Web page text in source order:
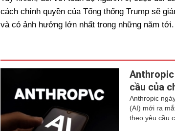
cách chính quyền của Tổng thống Trump sẽ
và có ảnh hưởng lớn nhất trong những năm tới.
Anthropic
cầu của
Anthropic
(AI) mới ra
theo yêu cầu